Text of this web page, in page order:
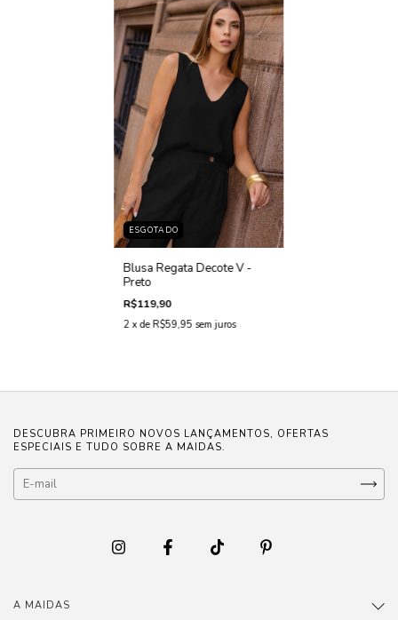
ESGOTADO
Blusa Regata Decote V -
Preto
R$119,90
2 x de R$59,95 sem juros
DESCUBRA PRIMEIRO NOVOS LANÇAMENTOS, OFERTAS
ESPECIAIS E TUDO SOBRE A MAIDAS.
A MAIDAS